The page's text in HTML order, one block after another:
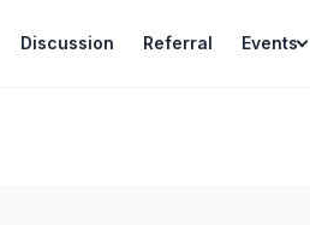
Discussion Referral Events